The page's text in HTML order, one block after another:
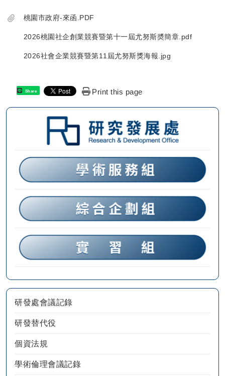
桃園市政府-來函.PDF
2026桃園社企創業競賽暨第十一屆尤努斯奬簡章.pdf
2026社會企業競賽暨第11屆尤努斯獎海報.jpg
Share Print this page
研發處會議記錄
研發替代役
個資法規
學術倫理會議記錄